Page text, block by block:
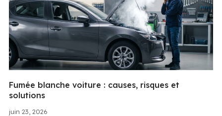
juin 23, 2026
Fumée blanche voiture : causes, risques et
solutions